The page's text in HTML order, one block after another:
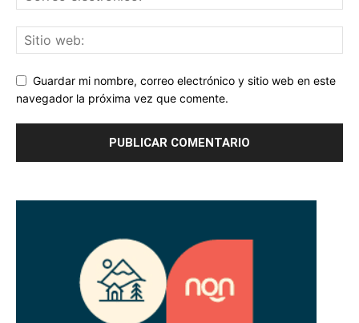
Guardar mi nombre, correo electrónico y sitio web en este
navegador la próxima vez que comente.